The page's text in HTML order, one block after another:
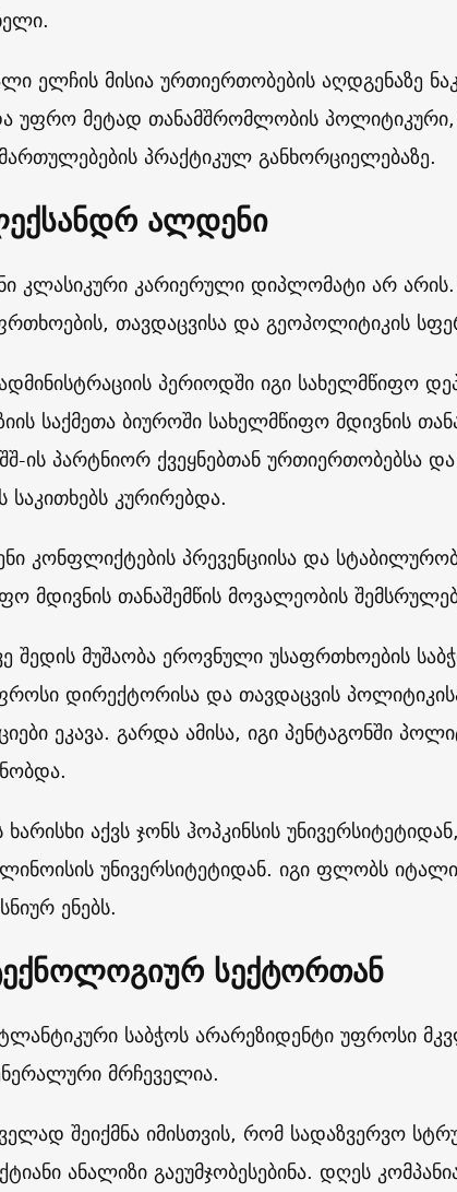
ელჩის მისია ურთიერთობების აღდგენაზე
უფრო მეტად თანამშრომლობის პოლიტიკური,
პრაქტიკულ განხორციელებაზე.
ალდენი
კლასიკური კარიერული დიპლომატი არ
თავდაცვისა და გეოპოლიტიკის
პერიოდში იგი სახელმწიფო
საქმეთა ბიუროში სახელმწიფო მდივნის
ის პარტნიორ ქვეყნებთან ურთიერთობებსა
საკითხებს კურირებდა.
კონფლიქტების პრევენციისა და
მდივნის თანაშემწის მოვალეობის
შედის მუშაობა ეროვნული უსაფრთხოების
დირექტორისა და თავდაცვის
ეკავა. გარდა ამისა, იგი პენტაგონში
აქვს ჯონს ჰოპკინსის
უნივერსიტეტიდან. იგი ფლობს
ენებს.
სექტორთან
საბჭოს არარეზიდენტი უფროსი
მრჩეველია.
შეიქმნა იმისთვის, რომ სადაზვერვო
ანალიზი გაეუმჯობესებინა. დღეს